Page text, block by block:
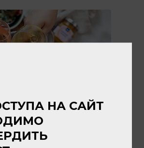
и Вайтнауэр-
НА САЙТ